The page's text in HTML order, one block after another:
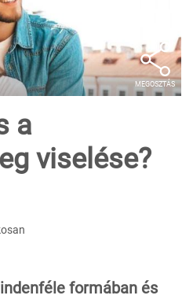
MEGOSZTÁS
a
viselése?
formában és